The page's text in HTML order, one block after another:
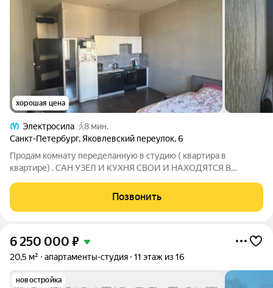
хорошая цена
Электросила
8 мин.
Санкт-Петербург, Яковлевский переулок,6
Продам комнату переделанную в студию ( квартира в
квартире) . САН УЗЕЛ И КУХНЯ СВОИ И НАХОДЯТСЯ В
ипотеку не подходит.Сталинский дом , много мест для
парковки , вблизи метро парк победы и Электросила
Позвонить
6 250 000 ₽
20,5 м² апартаменты-студия 11 этаж из 16
новостройка